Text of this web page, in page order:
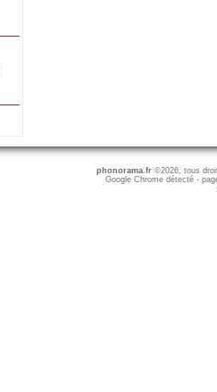
phonorama.fr©2026, tous
Google Chrome détecté -